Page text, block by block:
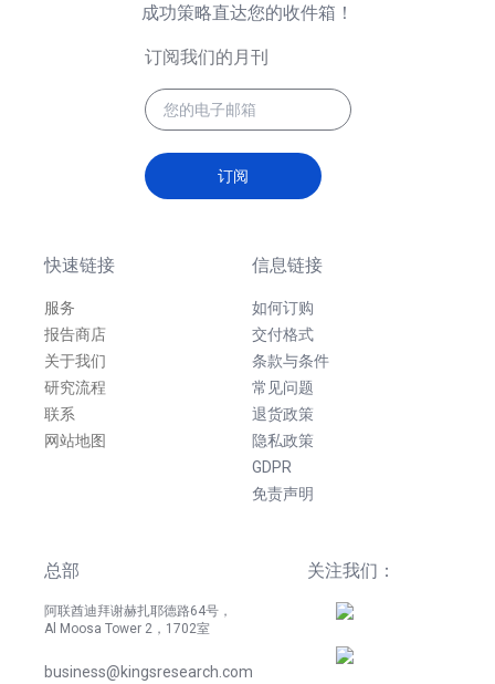
快速链接
服务
报告商店
关于我们
研究流程
联系
网站地图
信息链接
如何订购
交付格式
条款与条件
常见问题
退货政策
隐私政策
GDPR
免责声明
总部
阿联酋迪拜谢赫扎耶德路64号，
Al Moosa Tower 2，1702室
business@kingsresearch.com
关注我们：
成功策略直达您的收件箱！
订阅我们的月刊
订阅